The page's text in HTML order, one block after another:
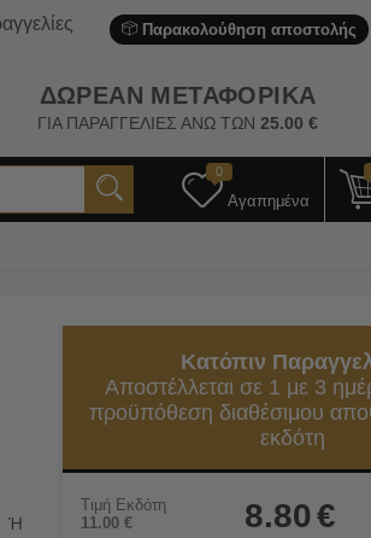
Παρακολούθηση αποστολής
ΔΩΡΕΑΝ ΜΕΤΑΦΟΡΙΚΑ
ΓΙΑ ΠΑΡΑΓΓΕΛΙΕΣ ΑΝΩ ΤΩΝ25.00 €
0
Αγαπημένα
Ή
Κατόπιν
Αποστέλλεται σε 1 με 3
προϋπόθεση διαθέσιμου
εκδότη
Τιμή Εκδότη
11.00 € 8.80€